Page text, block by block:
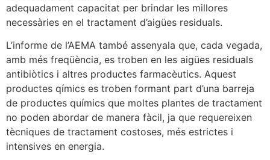
adequadament capacitat per brindar les millores
necessàries en el tractament d’aigües residuals.
L’informe de l’AEMA també assenyala que, cada vegada,
amb més freqüència, es troben en les aigües residuals
antibiòtics i altres productes farmacèutics. Aquest
productes qímics es troben formant part d’una barreja
de productes químics que moltes plantes de tractament
no poden abordar de manera fàcil, ja que requereixen
tècniques de tractament costoses, més estrictes i
intensives en energia.